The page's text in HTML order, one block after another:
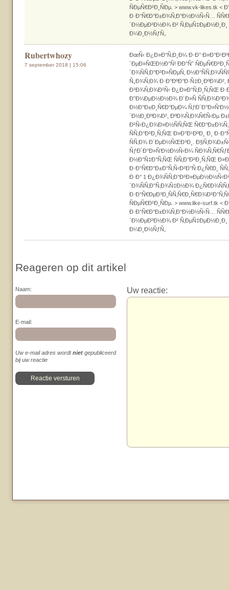
ÑÐµÑ€Ð²Ð¸ÑÐµ. > www.vk-likes.tk <
Ð·Ð°Ñ€Ð°Ð±Ð¾Ñ‚Ð°Ð½Ð½Ñ‹Ñ…
´Ð½ÐµÐ²Ð½Ð¾ Ð²
Ð¼Ð¸Ð½ÑƒÑ‚.
Rubertwhozy
7 september 2018 | 15:06
ÐœÑ‹ Ð¿Ð»Ð°Ñ‚Ð¸Ð¼ Ð·Ð°
´ÐµÐ»ÑŒÐ½Ð°Ñ! ÐÐ°Ñˆ
´Ð¾ÑÑ‚Ð°Ð²Ð»ÑÐµÑ‚
Ñ„Ð¾Ñ‚Ð¾ Ð·Ð°ÐºÐ°Ð·Ñ‡Ð¸ÐºÐ¾Ð²,
Ð³Ð¾Ñ‚Ð¾Ð²Ñ‹ Ð¿Ð»Ð°Ñ‚Ð¸Ñ‚ÑŒ
Ð˜Ð¼ÐµÐ½Ð½Ð¾ Ð´Ð»Ñ
Ð½Ð°Ð±Ð¸Ñ€Ð°ÐµÐ¼
´Ð½Ð¸ÐºÐ¾Ð², ÐºÐ¾Ñ‚Ð¾Ñ€Ñ‹Ðµ
Ð²Ñ‹Ð¿Ð¾Ð»Ð½ÑÑ‚ÑŒ
ÑÑ‚Ð°Ð²Ð¸Ñ‚ÑŒ Ð»Ð°Ð¹ÐºÐ¸ Ð¸
ÑÑ‚Ð¾ Ð´ÐµÐ½ÑŒÐ³Ð¸.
ÑƒÐ´Ð°Ð»Ñ‘Ð½Ð½Ñ‹Ð¼
Ð½Ð°Ñ‡Ð°Ñ‚ÑŒ ÑÑ‚Ð°Ð²Ð¸Ñ‚ÑŒ
Ð·Ð°Ñ€Ð°Ð±Ð°Ñ‚Ñ‹Ð²Ð°Ñ Ð¿Ñ€Ð¸
Ð·Ð° 1
´Ð¾ÑÑ‚Ð°Ñ‚Ð¾Ñ‡Ð½Ð¾
ÑÐµÑ€Ð²Ð¸ÑÐµ. > www.like-surf.tk <
Ð·Ð°Ñ€Ð°Ð±Ð¾Ñ‚Ð°Ð½Ð½Ñ‹Ñ…
´Ð½ÐµÐ²Ð½Ð¾ Ð²
Ð¼Ð¸Ð½ÑƒÑ‚.
Reageren op dit artikel
Naam:
E-mail:
Uw e-mail adres wordtniet gepubliceerd
bij uw reactie
Uw reactie: